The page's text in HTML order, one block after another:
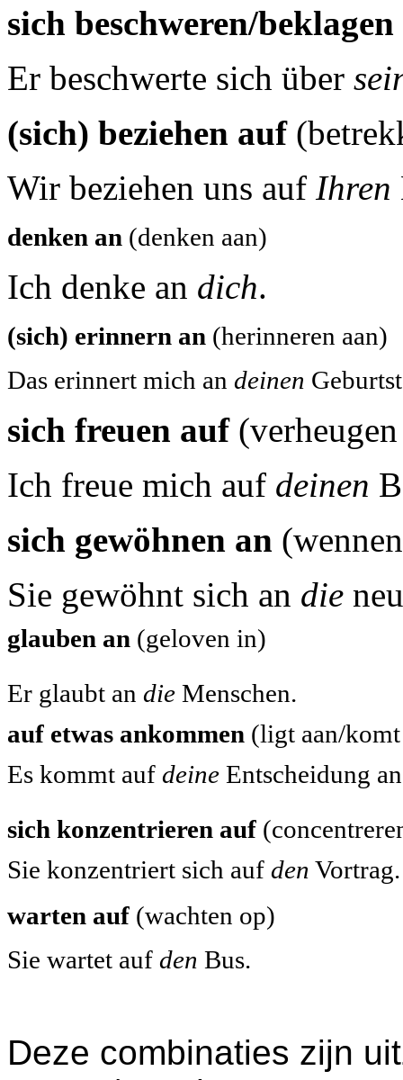
sich beschweren/
Er beschwerte sich über
(sich) beziehen auf
Wir beziehen uns auf Ihren
denken an (denken aan)
Ich denke an dich.
(sich) erinnern an (herinneren aan)
Das erinnert mich an deinen
sich freuen auf
Ich freue mich auf deinen
sich gewöhnen an
Sie gewöhnt sich an die
glauben an (geloven in)
Er glaubt an die Menschen.
auf etwas ankommen (ligt aan/
Es kommt auf deine Entscheidung
sich konzentrieren auf
Sie konzentriert sich auf den Vortrag.
warten auf (wachten op)
Sie wartet auf den Bus.
Deze combinaties zijn